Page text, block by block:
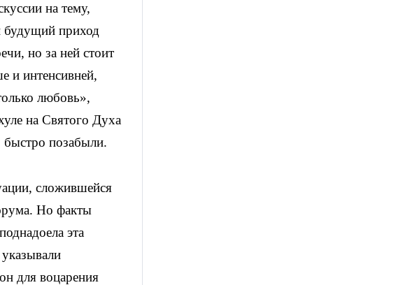
на тему,
будущий приход
но за ней стоит
и интенсивней,
любовь»,
на Святого Духа
быстро позабыли.
сложившейся
Но факты
эта
для воцарения